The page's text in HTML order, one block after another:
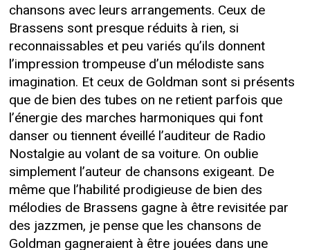
chansons avec leurs arrangements. Ceux de
Brassens sont presque réduits à rien, si
reconnaissables et peu variés qu’ils donnent
l’impression trompeuse d’un mélodiste sans
imagination. Et ceux de Goldman sont si présents
que de bien des tubes on ne retient parfois que
l’énergie des marches harmoniques qui font
danser ou tiennent éveillé l’auditeur de Radio
Nostalgie au volant de sa voiture. On oublie
simplement l’auteur de chansons exigeant. De
même que l’habilité prodigieuse de bien des
mélodies de Brassens gagne à être revisitée par
des jazzmen, je pense que les chansons de
Goldman gagneraient à être jouées dans une